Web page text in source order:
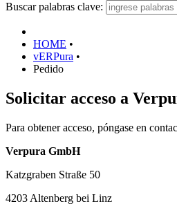
Buscar palabras clave:
HOME •
vERPura •
Pedido
Solicitar acceso a
Para obtener acceso, póngase en
Verpura GmbH
Katzgraben Straße 50
4203 Altenberg bei Linz